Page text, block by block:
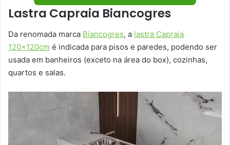
Lastra Capraia Biancogres
Da renomada marca Biancogres, a lastra Capraia
120x120cm é indicada para pisos e paredes, podendo ser
usada em banheiros (exceto na área do box), cozinhas,
quartos e salas.